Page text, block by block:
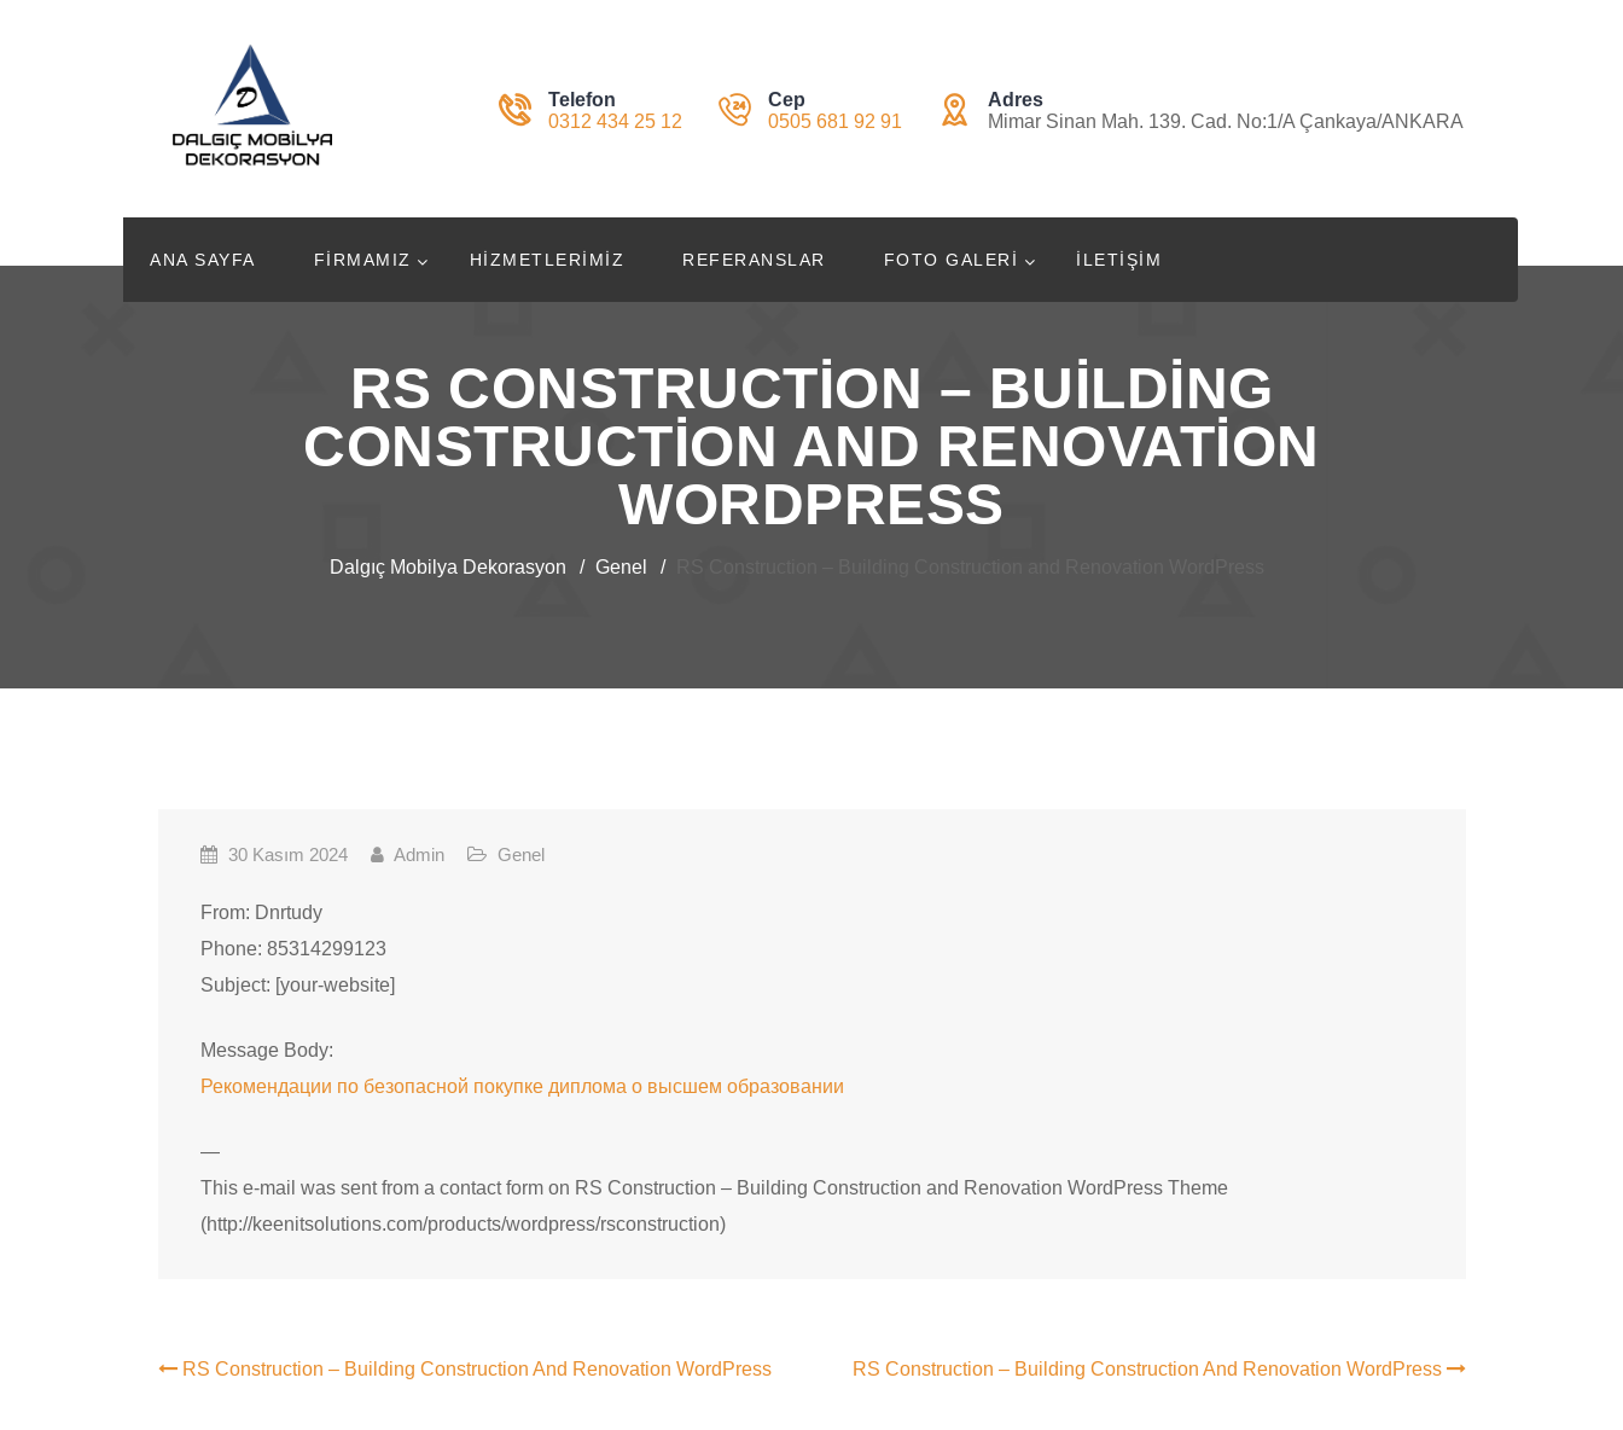
Telefon
0312 434 25 12
Cep
0505 681 92 91
Adres
Mimar Sinan Mah. 139. Cad. No:1/A Çankaya/ANKARA
ANA SAYFA FIRMAMIZ HIZMETLERIMIZ REFERANSLAR FOTO GALERI İLETIŞIM
RS CONSTRUCTION – BUILDING
CONSTRUCTION AND RENOVATION
WORDPRESS
Dalgıç Mobilya Dekorasyon Genel
30 Kasım 2024 Admin Genel
From: Dnrtudy
Phone: 85314299123
Subject: [your-website]
Message Body:
Рекомендации по безопасной покупке диплома о высшем образовании
—
This e-mail was sent from a contact form on RS Construction – Building Construction and Renovation WordPress Theme
(http://keenitsolutions.com/products/wordpress/rsconstruction)
RS Construction – Building Construction And Renovation WordPress RS Construction – Building Construction And Renovation WordPress